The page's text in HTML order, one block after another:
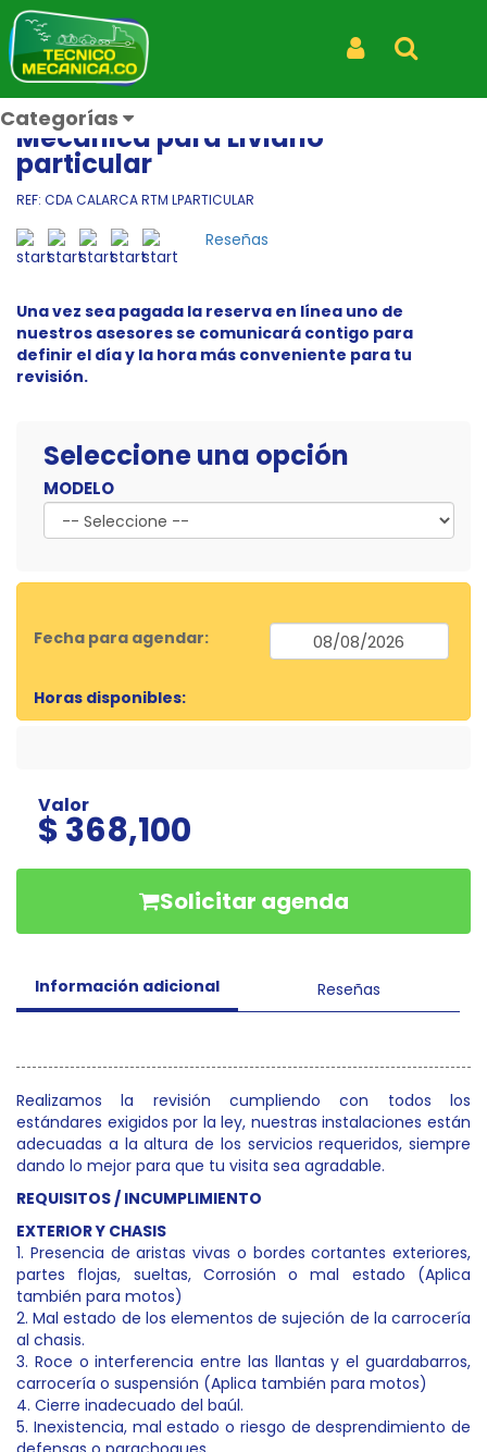
Categorías
Inicio
Productos
Agenda la Revisión técnico Mecánica para Liviano particular
CDA CALARCÁ
Agenda la Revisión técnico
Mecánica para Liviano
particular
REF: CDA CALARCA RTM LPARTICULAR
Reseñas
Una vez sea pagada la reserva en línea uno de
nuestros asesores se comunicará contigo para
definir el día y la hora más conveniente para tu
revisión.
Seleccione una opción
MODELO
Fecha para agendar:
Horas disponibles:
Valor
$ 368,100
Solicitar agenda
Información adicional Reseñas
Realizamos la revisión cumpliendo con todos los
estándares exigidos por la ley, nuestras instalaciones están
adecuadas a la altura de los servicios requeridos, siempre
dando lo mejor para que tu visita sea agradable.
REQUISITOS / INCUMPLIMIENTO
EXTERIOR Y CHASIS
1. Presencia de aristas vivas o bordes cortantes exteriores,
partes flojas, sueltas, Corrosión o mal estado (Aplica
también para motos)
2. Mal estado de los elementos de sujeción de la carrocería
al chasis.
3. Roce o interferencia entre las llantas y el guardabarros,
carrocería o suspensión (Aplica también para motos)
4. Cierre inadecuado del baúl.
5. Inexistencia, mal estado o riesgo de desprendimiento de